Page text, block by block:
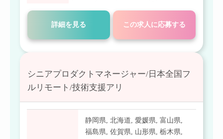
詳細を見る この求人に応募する
シニアプロダクトマネージャー/日本全国フ
ルリモート/技術支援アリ
静岡県,北海道,愛媛県,富山県,
福島県,佐賀県, 山形県,栃木県,